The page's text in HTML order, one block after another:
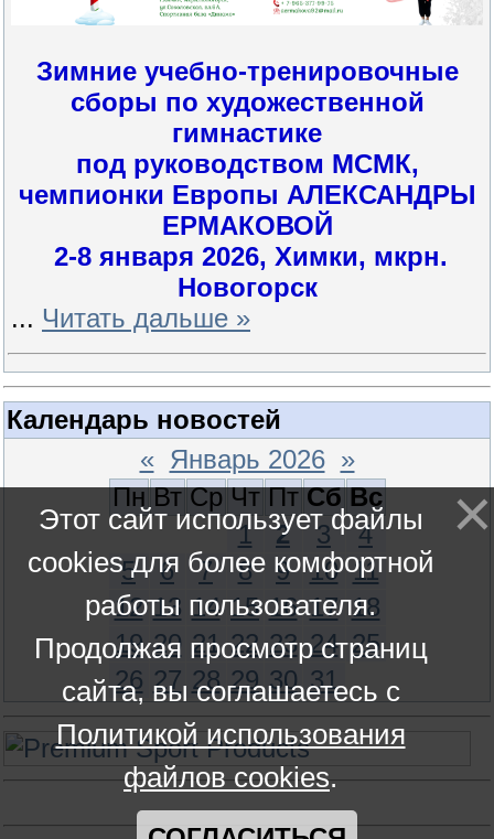
Зимние учебно-тренировочные
сборы по художественной
гимнастике
под руководством МСМК,
чемпионки Европы АЛЕКСАНДРЫ
ЕРМАКОВОЙ
2-8 января 2026, Химки, мкрн.
Новогорск
... Читать дальше »
Календарь новостей
« Январь 2026 »
Пн Вт Ср Чт Пт Сб Вс
1
2 3
4
5
6 7 8 9 10 11
12 13 14 15 16 17 18
19 20 21 22 23 24 25
26 27 28 29 30 31
Этот сайт использует файлы
cookies для более комфортной
работы пользователя.
Продолжая просмотр страниц
сайта, вы соглашаетесь с
Политикой использования
файлов cookies.